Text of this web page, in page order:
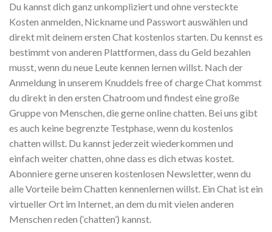
Du kannst dich ganz unkompliziert und ohne versteckte
Kosten anmelden, Nickname und Passwort auswählen und
direkt mit deinem ersten Chat kostenlos starten. Du kennst es
bestimmt von anderen Plattformen, dass du Geld bezahlen
musst, wenn du neue Leute kennen lernen willst. Nach der
Anmeldung in unserem Knuddels free of charge Chat kommst
du direkt in den ersten Chatroom und findest eine große
Gruppe von Menschen, die gerne online chatten. Bei uns gibt
es auch keine begrenzte Testphase, wenn du kostenlos
chatten willst. Du kannst jederzeit wiederkommen und
einfach weiter chatten, ohne dass es dich etwas kostet.
Abonniere gerne unseren kostenlosen Newsletter, wenn du
alle Vorteile beim Chatten kennenlernen willst. Ein Chat ist ein
virtueller Ort im Internet, an dem du mit vielen anderen
Menschen reden (‘chatten’) kannst.